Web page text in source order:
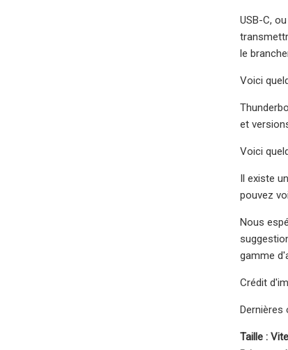
USB-C,
le
Voici
et
Voici
Il existe
pouvez
Nous
gamme
Crédit
Dernières
Taille :